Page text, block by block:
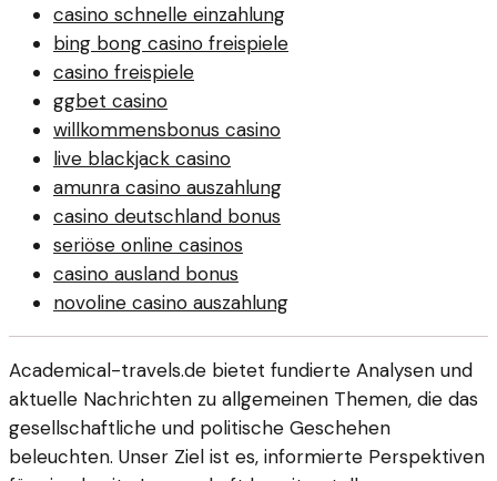
casino schnelle einzahlung
bing bong casino freispiele
casino freispiele
ggbet casino
willkommensbonus casino
live blackjack casino
amunra casino auszahlung
casino deutschland bonus
seriöse online casinos
casino ausland bonus
novoline casino auszahlung
Academical-travels.de bietet fundierte Analysen und
aktuelle Nachrichten zu allgemeinen Themen, die das
gesellschaftliche und politische Geschehen
beleuchten. Unser Ziel ist es, informierte Perspektiven